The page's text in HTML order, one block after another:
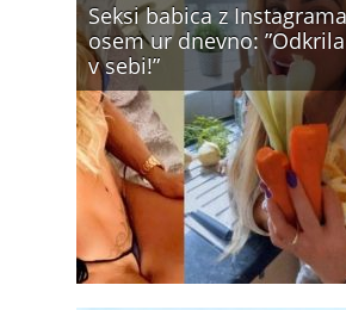
Seksi babica z
osem ur dnevno:
v sebi!”